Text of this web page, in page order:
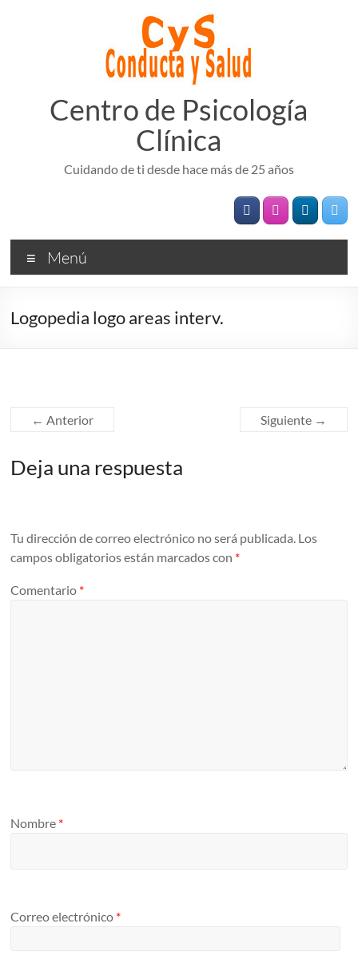
Centro de Psicología
Clínica
Cuidando de ti desde hace más de 25 años
Menú
Logopedia logo areas interv.
← Anterior Siguiente →
Deja una respuesta
Tu dirección de correo electrónico no será publicada. Los
campos obligatorios están marcados con *
Comentario *
Nombre *
Correo electrónico *